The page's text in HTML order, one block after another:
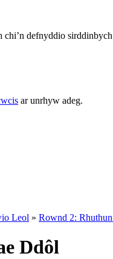
chi’n defnyddio
ar unrhyw adeg.
Leol » Rownd 2:
Ddôl